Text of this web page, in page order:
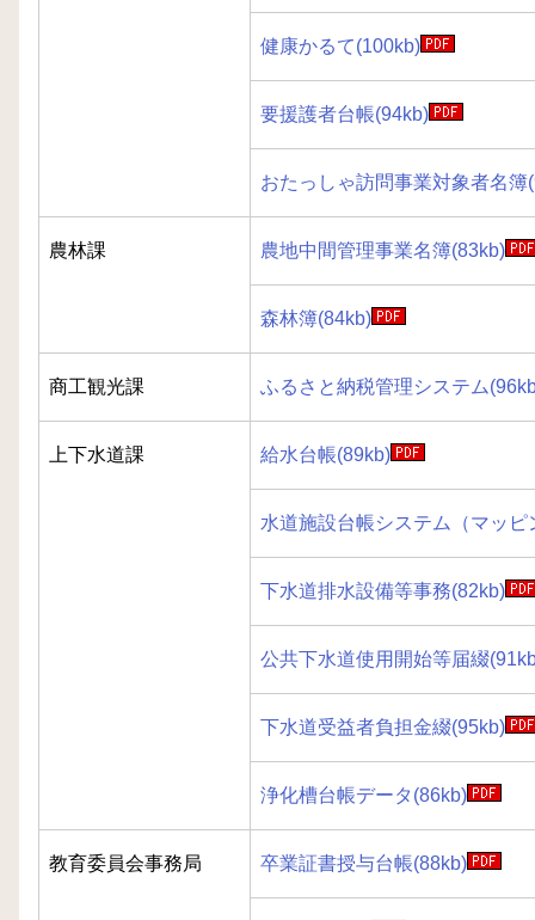
健康かるて(100kb)
要援護者台帳(94kb)
おたっしゃ訪問事業対象者名簿
農林課 農地中間管理事業名簿(83kb)
森林簿(84kb)
商工観光課 ふるさと納税管理システム
上下水道課 給水台帳(89kb)
水道施設台帳システム（マッ
下水道排水設備等事務(82kb)
公共下水道使用開始等届綴
下水道受益者負担金綴(95kb)
浄化槽台帳データ(86kb)
教育委員会事務局 卒業証書授与台帳(88kb)